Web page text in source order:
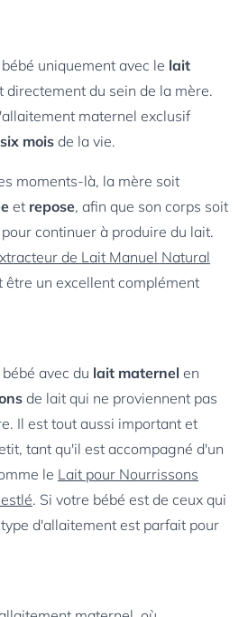
uniquement avec le lait
directement du sein de la mère.
maternel exclusif
six mois de la vie.
moments-là, la mère soit
et repose, afin que son corps soit
continuer à produire du lait.
de Lait Manuel Natural
être un excellent complément
avec du lait maternel en
de lait qui ne proviennent pas
Il est tout aussi important et
tant qu'il est accompagné d'un
le Lait pour Nourrissons
. Si votre bébé est de ceux qui
d'allaitement est parfait pour